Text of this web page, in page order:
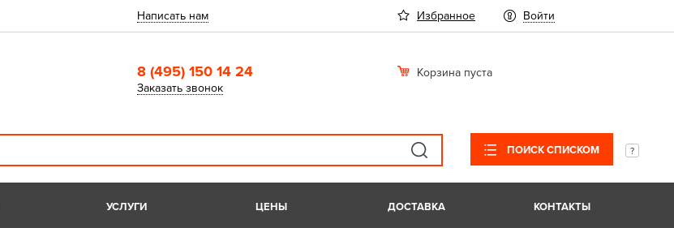
Написать нам Избранное Войти
8 (495) 150 14 24
Заказать звонок
Корзина пуста
ПОИСК СПИСКОМ
УСЛУГИ ЦЕНЫ ДОСТАВКА КОНТАКТЫ